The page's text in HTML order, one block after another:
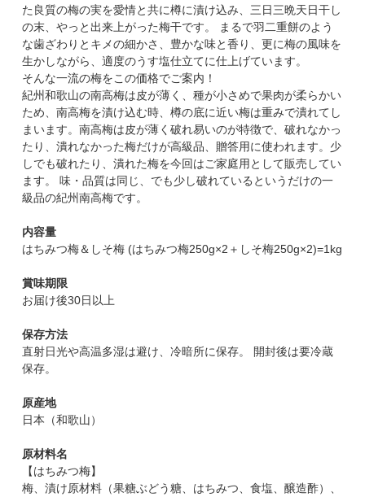
た良質の梅の実を愛情と共に樽に漬け込み、三日三晩天日干し
の末、やっと出来上がった梅干です。 まるで羽二重餅のよう
な歯ざわりとキメの細かさ、豊かな味と香り、更に梅の風味を
生かしながら、適度のうす塩仕立てに仕上げています。
そんな一流の梅をこの価格でご案内！
紀州和歌山の南高梅は皮が薄く、種が小さめで果肉が柔らかい
ため、南高梅を漬け込む時、樽の底に近い梅は重みで潰れてし
まいます。南高梅は皮が薄く破れ易いのが特徴で、破れなかっ
たり、潰れなかった梅だけが高級品、贈答用に使われます。少
しでも破れたり、潰れた梅を今回はご家庭用として販売してい
ます。 味・品質は同じ、でも少し破れているというだけの一
級品の紀州南高梅です。
内容量
はちみつ梅＆しそ梅 (はちみつ梅250g×2＋しそ梅250g×2)=1kg
賞味期限
お届け後30日以上
保存方法
直射日光や高温多湿は避け、冷暗所に保存。 開封後は要冷蔵
保存。
原産地
日本（和歌山）
原材料名
【はちみつ梅】
梅、漬け原材料（果糖ぶどう糖、はちみつ、食塩、醸造酢）、